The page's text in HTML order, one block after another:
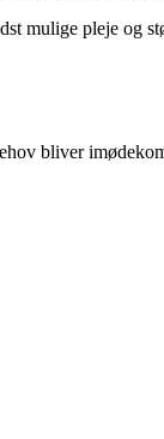
mulige pleje og
bliver